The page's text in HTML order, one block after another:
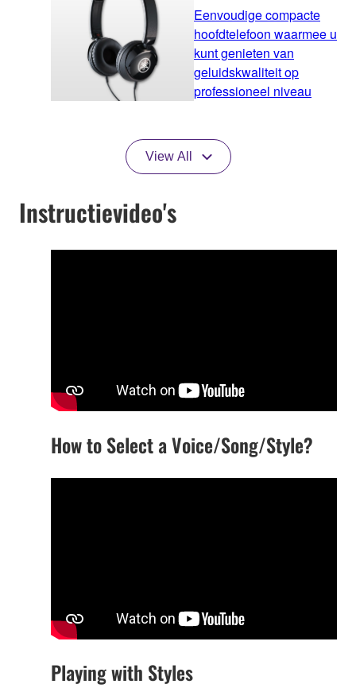
Eenvoudige compacte
hoofdtelefoon waarmee u
kunt genieten van
geluidskwaliteit op
professioneel niveau
View All
Instructievideo's
How to Select a Voice/Song/Style?
Playing with Styles